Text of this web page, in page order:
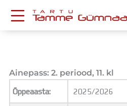
content
Postkast
Drive
Tamme TV
Ainepass: 2. periood, 11. kl
Õppeaasta: 2025/2026